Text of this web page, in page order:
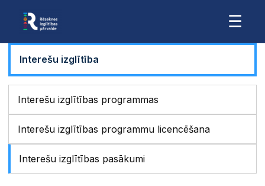
☰
Interešu izglītība
Interešu izglītības programmas
Interešu izglītības programmu licencēšana
Interešu izglītības pasākumi